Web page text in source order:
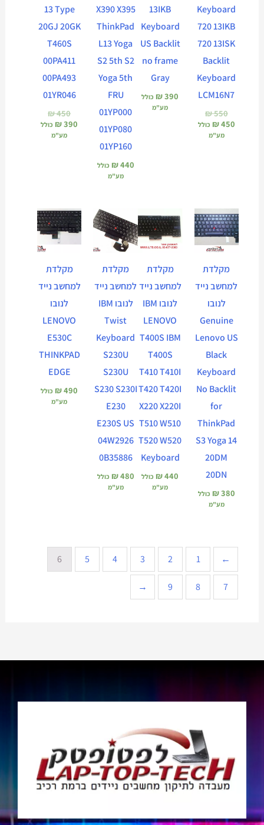
Keyboard
720 13IKB
720 13ISK
Backlit
Keyboard
LCM16N7
₪550
₪450
כולל
מע"מ
13IKB
Keyboard
US Backlit
no frame
Gray
₪390
כולל
מע"מ
X390 X395
ThinkPad
L13 Yoga
S2 5th S2
Yoga 5th
FRU
01YP000
01YP080
01YP160
₪440
כולל
מע"מ
13 Type
20GJ 20GK
T460S
00PA411
00PA493
01YR046
₪450
₪390
כולל
מע"מ
מקלדת
למחשב נייד
לנובו
Genuine
Lenovo US
Black
Keyboard
No Backlit
for
ThinkPad
S3 Yoga 14
20DM
20DN
₪380
כולל
מע"מ
מקלדת
למחשב נייד
לנובו IBM
LENOVO
T400S IBM
T400S
T410 T410I
T420 T420I
X220 X220I
T510 W510
T520 W520
Keyboard
₪440
כולל
מע"מ
מקלדת
למחשב נייד
לנובו IBM
Twist
Keyboard
S230U
S230U
S230 S230I
E230
E230S US
04W2926
0B35886
₪480
כולל
מע"מ
מקלדת
למחשב נייד
לנובו
LENOVO
E530C
THINKPAD
EDGE
₪490
כולל
מע"מ
→
1
2
3
4
5
6
7
8
9
←